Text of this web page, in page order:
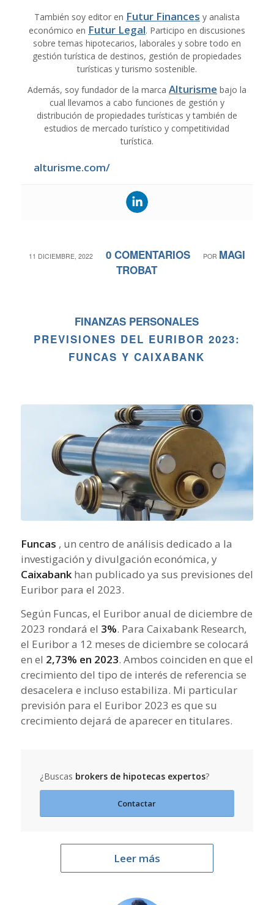
También soy editor en Futur Finances y analista
económico en Futur Legal. Participo en discusiones
sobre temas hipotecarios, laborales y sobre todo en
gestión turística de destinos, gestión de propiedades
turísticas y turismo sostenible.
Además, soy fundador de la marca Alturisme bajo la
cual llevamos a cabo funciones de gestión y
distribución de propiedades turísticas y también de
estudios de mercado turístico y competitividad
turística.
alturisme.com/
11 DICIEMBRE, 2022
/ 0 COMENTARIOS
/ POR MAGI
TROBAT
FINANZAS PERSONALES
PREVISIONES DEL EURIBOR 2023:
FUNCAS Y CAIXABANK
Funcas , un centro de análisis dedicado a la
investigación y divulgación económica, y
Caixabankhan publicado ya sus previsiones del
Euribor para el 2023.
Según Funcas, el Euribor anual de diciembre de
2023 rondará el 3%. Para Caixabank Research,
el Euribor a 12 meses de diciembre se colocará
en el 2,73% en 2023. Ambos coinciden en que el
crecimiento del tipo de interés de referencia se
desacelera e incluso estabiliza. Mi particular
previsión para el Euribor 2023 es que su
crecimiento dejará de aparecer en titulares.
¿Buscas brokers de hipotecas expertos?
Contactar
Leer más